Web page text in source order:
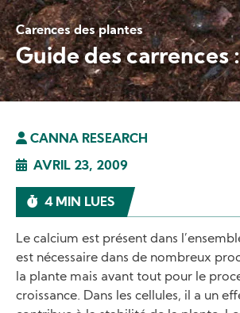
Carences des plantes
Guide des carrences
CANNA RESEARCH
AVRIL 23, 2009
4 MIN LUES
Le calcium est présent dans
est nécessaire dans de nombreux
la plante mais avant tout pour le
croissance. Dans les cellules, il a un